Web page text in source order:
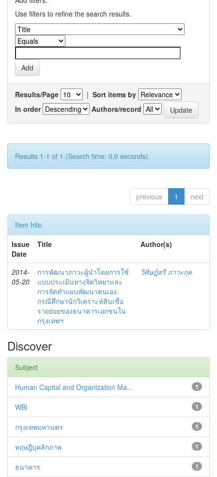
Use filters to refine the search results.
Results/Page | Sort items by
In order
Authors/record
Results 1-1 of 1 (Search time: 0.0 seconds).
previous 1 next
Item hits:
Issue
Date
Title Author(s)
2014-
05-20
การพัฒนาภาวะผู้นำโดยการใช้
แบบประเมินทางจิตวิทยาและ
การจัดทำแผนพัฒนาตนเอง:
กรณีศึกษานักวิเคราะห์สินเชื่อ
รายย่อยของธนาคารเอกชนใน
กรุงเทพฯ
วิศิษฎ์สรี ภาวะกุล
Discover
Subject
1
Human Capital and Organization Ma...
1
WBI
1
กรุงเทพมหานคร
1
ทฤษฎีบุคลิกภาพ
1
ธนาคาร